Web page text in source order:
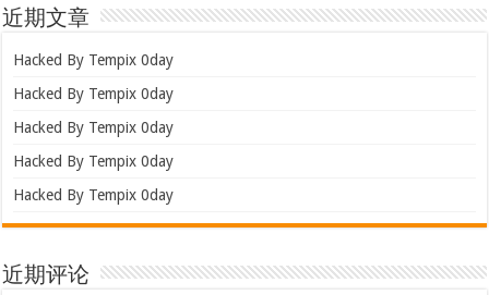
近期文章
Hacked By Tempix 0day
Hacked By Tempix 0day
Hacked By Tempix 0day
Hacked By Tempix 0day
Hacked By Tempix 0day
近期评论